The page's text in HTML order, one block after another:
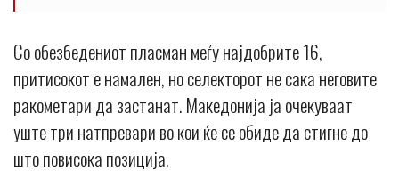
Со обезбедениот пласман меѓу најдобрите 16,
притисокот е намален, но селекторот не сака неговите
ракометари да застанат. Македонија ја очекуваат
уште три натпревари во кои ќе се обиде да стигне до
што повисока позиција.